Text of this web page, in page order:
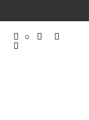
0